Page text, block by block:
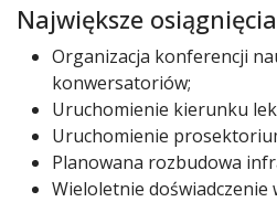
Największe osiągnięcia
Organizacja konferencji
konwersatoriów;
Uruchomienie kierunku
Uruchomienie
Planowana rozbudowa
Wieloletnie doświadczenie